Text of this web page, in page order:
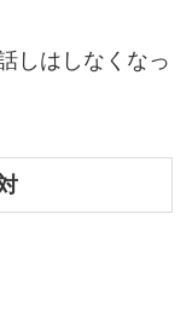
しはしなくなっ